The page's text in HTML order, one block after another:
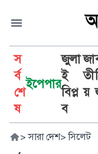
স
র্ব
শে
ষ
ইপেপার
জুলা
ই
বিপ্ল
ব
জা
তী
য়
> সারা দেশ> সিলেট